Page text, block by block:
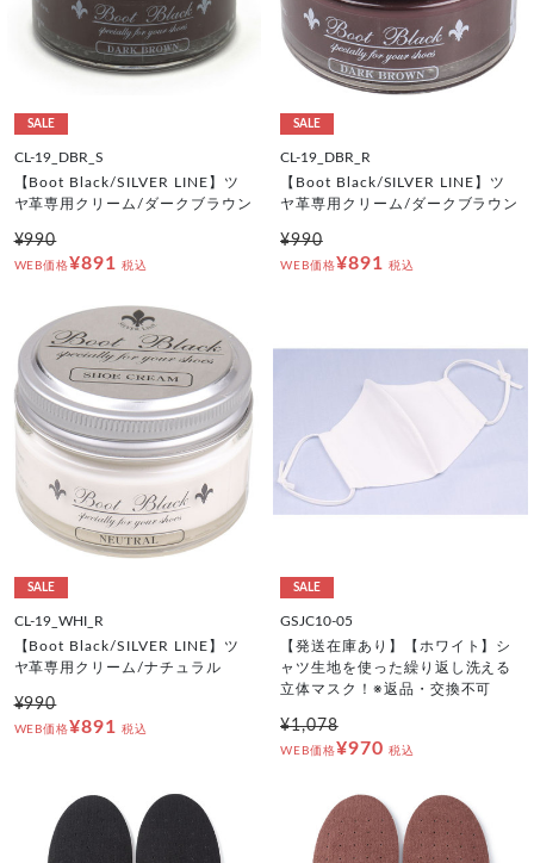
SALE
CL-19_DBR_S
【Boot Black/SILVER LINE】ツ
ヤ革専用クリーム/ダークブラウン
¥990
WEB価格¥891 税込
SALE
CL-19_DBR_R
【Boot Black/SILVER LINE】ツ
ヤ革専用クリーム/ダークブラウン
¥990
WEB価格¥891 税込
SALE
CL-19_WHI_R
【Boot Black/SILVER LINE】ツ
ヤ革専用クリーム/ナチュラル
¥990
WEB価格¥891 税込
SALE
GSJC10-05
【発送在庫あり】【ホワイト】シ
ャツ生地を使った繰り返し洗える
立体マスク！※返品・交換不可
¥1,078
WEB価格¥970 税込